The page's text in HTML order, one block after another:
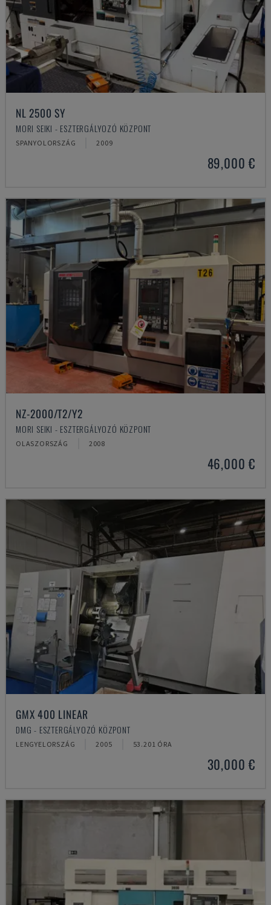
NL 2500 SY
MORI SEIKI - ESZTERGÁLYOZÓ KÖZPONT
SPANYOLORSZÁG 2009
89,000 €
NZ-2000/T2/Y2
MORI SEIKI - ESZTERGÁLYOZÓ KÖZPONT
OLASZORSZÁG 2008
46,000 €
GMX 400 LINEAR
DMG - ESZTERGÁLYOZÓ KÖZPONT
LENGYELORSZÁG 2005 53.201 ÓRA
30,000 €